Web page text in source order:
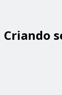
Criando